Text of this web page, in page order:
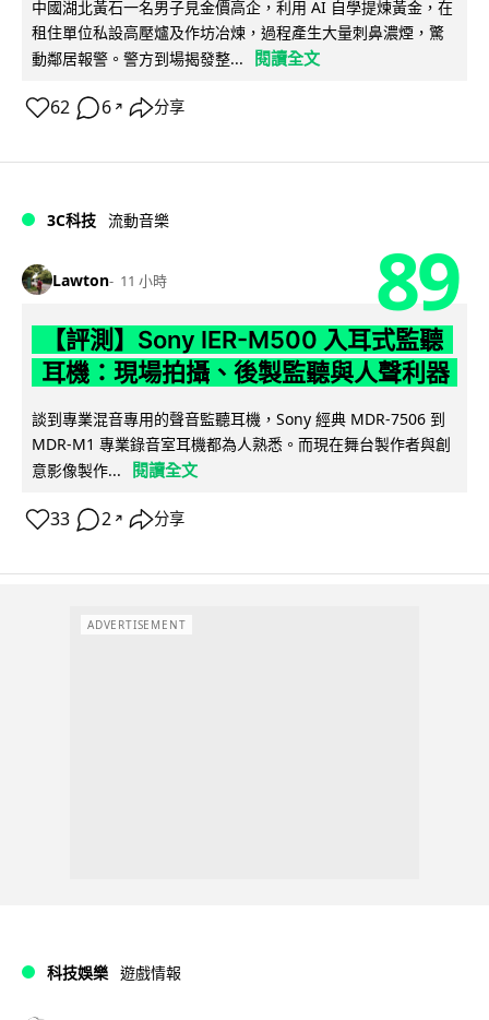
中國湖北黃石一名男子見金價高企，利用 AI 自學提煉黃金，在
租住單位私設高壓爐及作坊冶煉，過程產生大量刺鼻濃煙，驚
動鄰居報警。警方到場揭發整...
閱讀全文
62 6 ↗ 分享
3C科技 流動音樂
Lawton 11 小時 89
【評測】Sony IER-M500 入耳式監聽
耳機：現場拍攝、後製監聽與人聲利器
談到專業混音專用的聲音監聽耳機，Sony 經典 MDR-7506 到
MDR-M1 專業錄音室耳機都為人熟悉。而現在舞台製作者與創
意影像製作...
閱讀全文
33 2 ↗ 分享
ADVERTISEMENT
科技娛樂 遊戲情報